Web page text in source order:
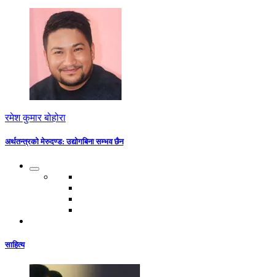
रमेश कुमार बोहोरा
अर्थतन्त्रको मेरुदण्ड: उद्योगबिना सम्भव छैन
साहित्य